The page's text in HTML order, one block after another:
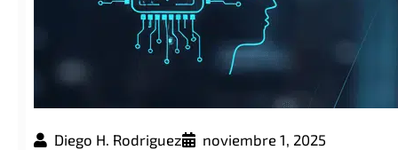
Diego H. Rodriguez noviembre 1, 2025